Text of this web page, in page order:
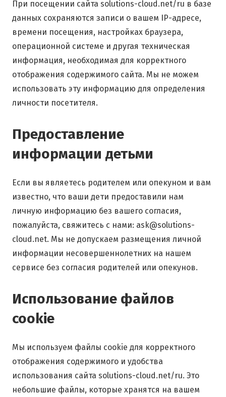
При посещении сайта solutions-cloud.net/ru в базе
данных сохраняются записи о вашем IP-адресе,
времени посещения, настройках браузера,
операционной системе и другая техническая
информация, необходимая для корректного
отображения содержимого сайта. Мы не можем
использовать эту информацию для определения
личности посетителя.
Предоставление
информации детьми
Если вы являетесь родителем или опекуном и вам
известно, что ваши дети предоставили нам
личную информацию без вашего согласия,
пожалуйста, свяжитесь с нами: ask@solutions-
cloud.net. Мы не допускаем размещения личной
информации несовершеннолетних на нашем
сервисе без согласия родителей или опекунов.
Использование файлов
cookie
Мы используем файлы cookie для корректного
отображения содержимого и удобства
использования сайта solutions-cloud.net/ru. Это
небольшие файлы, которые хранятся на вашем